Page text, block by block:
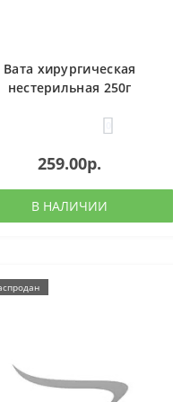
Вата хирургическая
нестерильная 250г
259.00р.
В НАЛИЧИИ